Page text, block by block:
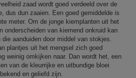
zaad wordt goed verdeeld over de
dus dun zaaien. Een goed gemiddelde is
meter. Om de jonge kiemplanten uit het
onderscheiden van kiemend onkruid kan
aanduiden door middel van stokjes.
plantjes uit het mengsel zich goed
weinig omkijken naar. Dan wordt het, een
van de kleurrijke en uitbundige bloei
en geliefd zijn.